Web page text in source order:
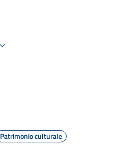
Patrimonio culturale